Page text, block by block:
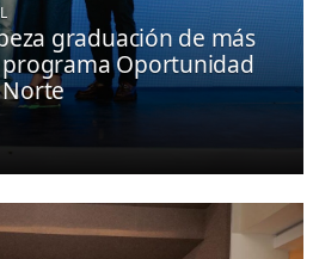
graduación de más
Oportunidad